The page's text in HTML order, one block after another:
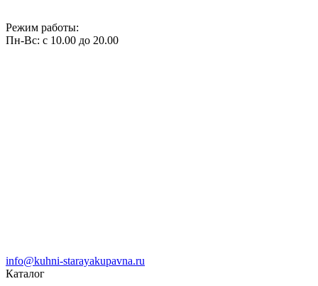
Режим работы:
Пн-Вс: с 10.00 до 20.00
info@kuhni-starayakupavna.ru
Каталог